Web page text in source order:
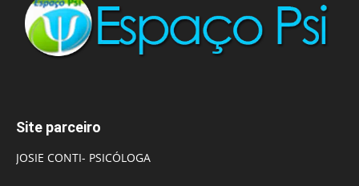
Site parceiro
JOSIE CONTI- PSICÓLOGA